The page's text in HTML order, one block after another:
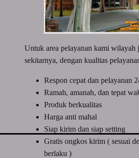
Untuk area pelayanan kami wilayah
sekitarnya, dengan kualitas
Respon cepat dan pelayanan
Ramah, amanah, dan tepat
Produk berkualitas
Harga anti mahal
Siap kirim dan siap setting
Gratis ongkos kirim ( sesuai
berlaku )